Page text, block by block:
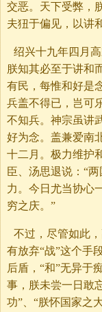
交恶。天下受弊，
夫狃于偏见，以讲
绍兴十九年四月
朕知其必至于讲和
有民，每惟和好是
兵盖不得已，岂可
不知兵。神宗虽讲
好为念。盖兼爱南
十二月。极力维护
臣、汤思退说：“
力。今日尤当协心
穷之庆。”
不过，尽管如此
有放弃“战”这个手
后盾，“和”无异于
事，朕未尝一日敢
功”、“朕怀国家之